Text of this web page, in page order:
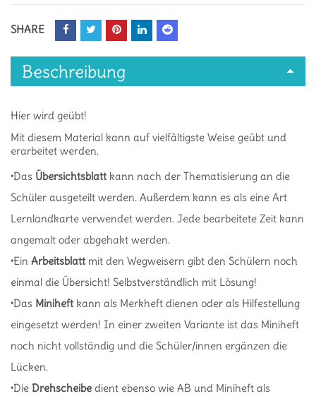
SHARE
Beschreibung
Hier wird geübt!
Mit diesem Material kann auf vielfältigste Weise geübt und
erarbeitet werden.
•Das Übersichtsblattkann nach der Thematisierung an die
Schüler ausgeteilt werden. Außerdem kann es als eine Art
Lernlandkarte verwendet werden. Jede bearbeitete Zeit kann
angemalt oder abgehakt werden.
•Ein Arbeitsblattmit den Wegweisern gibt den Schülern noch
einmal die Übersicht! Selbstverständlich mit Lösung!
•Das Miniheftkann als Merkheft dienen oder als Hilfestellung
eingesetzt werden! In einer zweiten Variante ist das Miniheft
noch nicht vollständig und die Schüler/innen ergänzen die
Lücken.
•Die Drehscheibe dient ebenso wie AB und Miniheft als